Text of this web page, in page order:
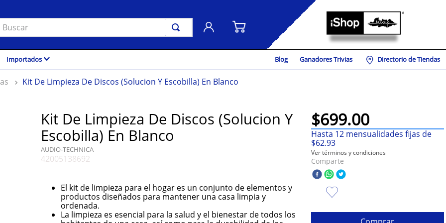
Importados Blog Ganadores Trivias Directorio de Tiendas
Kit De Limpieza De Discos (Solucion Y Escobilla) En Blanco
Kit De Limpieza De Discos (Solucion Y
Escobilla) En Blanco
AUDIO-TECHNICA
42005138692
El kit de limpieza para el hogar es un conjunto de elementos y
productos diseñados para mantener una casa limpia y
ordenada.
La limpieza es esencial para la salud y el bienestar de todos los
$699.00
Hasta 12mensualidades fijas de
$62.93
Ver términos y condiciones
Comparte